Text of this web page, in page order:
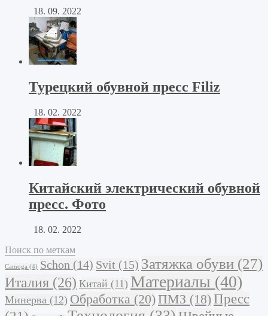
18. 09. 2022
Турецкий обувной пресс Filiz
18. 02. 2022
Китайский электрический обувной
пресс. Фото
18. 02. 2022
Поиск по меткам
Camoga (4) Schon (14) Svit (15) Затяжка обуви (27)
Италия (26) Китай (11) Материалы (40)
Минерва (12) Обработка (20) ПМЗ (18) Пресс